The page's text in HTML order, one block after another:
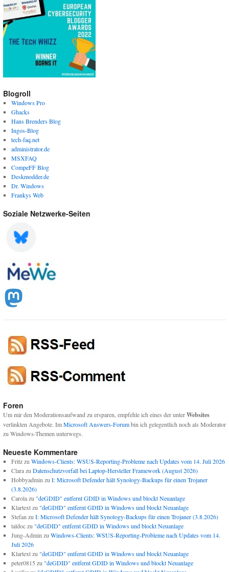
Blogroll
Windows Pro
Ghacks
Hans Brenders Blog
Ingos-Blog
tech-faq.net
administrator.de
MSXFAQ
CompeFF Blog
Deskmodder.de
Dr. Windows
Frankys Web
Soziale Netzwerke-Seiten
Foren
Um mir den Moderationsaufwand zu ersparen, empfehle ich eines der unterWebsites
verlinkten Angebote. ImMicrosoft Answers-Forumbin ich gelegentlich noch als Moderator
zu Windows-Themen unterwegs.
Neueste Kommentare
Fritzzu Windows-Clients: WSUS-Reporting-Probleme nach Updates vom 14. Juli 2026
Clarazu Datenschutzvorfall bei Laptop-Hersteller Framework (August 2026)
Hobbyadmin zu I: Microsoft Defender hält Synology-Backups für einen Trojaner
(3.8.2026)
Carolazu "deGDID" entfernt GDID in Windows und blockt Neuanlage
Klartextzu "deGDID" entfernt GDID in Windows und blockt Neuanlage
Stefan zu I: Microsoft Defender hält Synology-Backups für einen Trojaner (3.8.2026)
taldoczu "deGDID" entfernt GDID in Windows und blockt Neuanlage
Jung-Admin zu Windows-Clients: WSUS-Reporting-Probleme nach Updates vom 14.
Juli 2026
Klartextzu "deGDID" entfernt GDID in Windows und blockt Neuanlage
peter0815 zu "deGDID" entfernt GDID in Windows und blockt Neuanlage